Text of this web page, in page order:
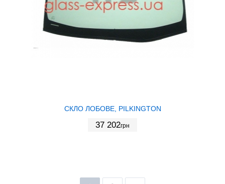
СКЛО ЛОБОВЕ, PILKINGTON
37 202грн